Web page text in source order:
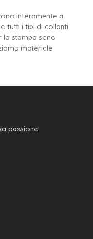
interamente a
tutti i tipi di collanti
la stampa sono
materiale
passione